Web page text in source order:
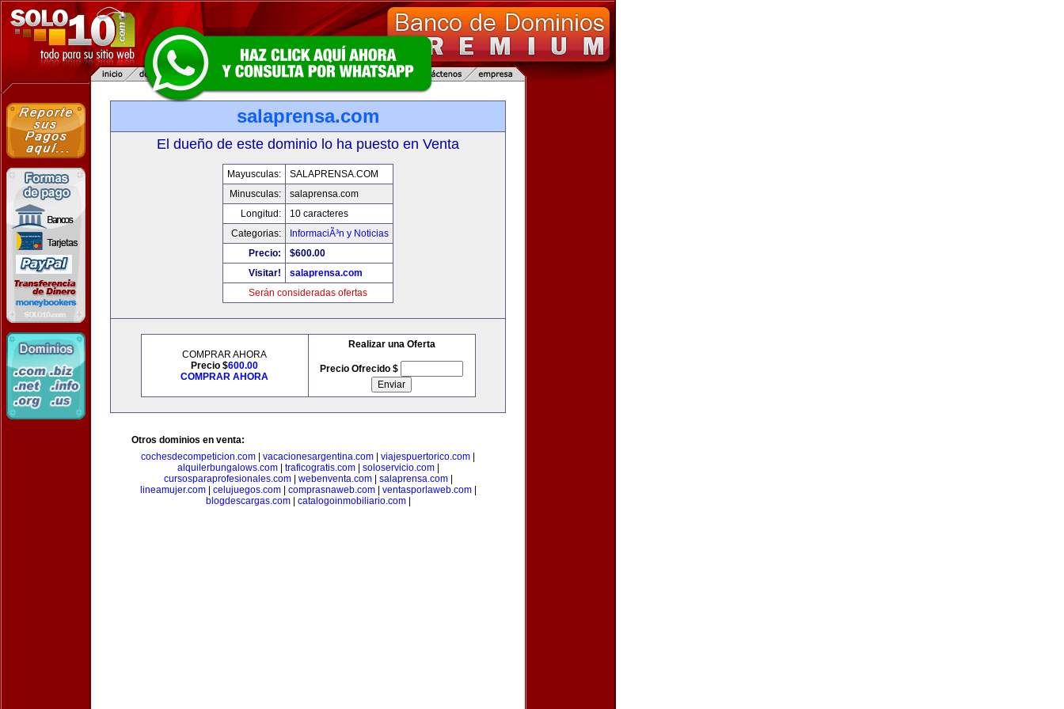
salaprensa.com
El dueño de este dominio lo ha puesto en Venta
Mayusculas:
SALAPRENSA.COM
Minusculas:
salaprensa.com
Longitud:
10 caracteres
Categorias:
InformaciÃ³n y Noticias
Precio:
$600.00
Visitar!
salaprensa.com
Serán consideradas ofertas
COMPRAR AHORA
Precio $600.00
COMPRAR AHORA
Realizar una Oferta
Precio Ofrecido $
Otros dominios en venta:
cochesdecompeticion.com
vacacionesargentina.com viajespuertorico.com
alquilerbungalows.com| traficogratis.com| soloservicio.com|
cursosparaprofesionales.com| webenventa.com| salaprensa.com|
lineamujer.com| celujuegos.com| comprasnaweb.com| ventasporlaweb.com|
blogdescargas.com| catalogoinmobiliario.com|